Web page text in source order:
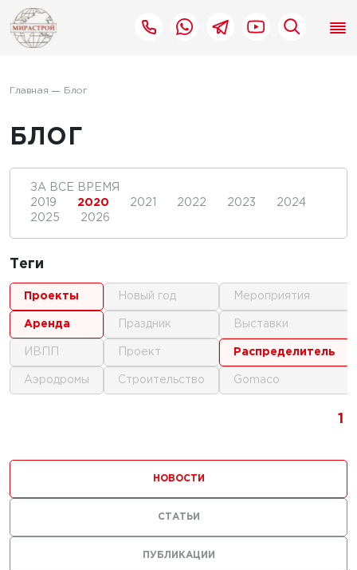
Главная Блог
БЛОГ
1
г.
ПУБЛИКАЦИИ
НОВОСТИ
СТАТЬИ
ЗА ВСЕ ВРЕМЯ
2019
2020 2021 2022 2023
2024
2025
2026
Теги
проекты
аренда
ИВПП
аэродромы
новый год
праздник
проект
строительство
мероприятия
выставки
распределитель
gomaco